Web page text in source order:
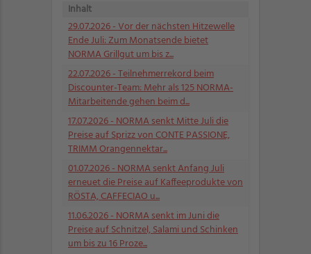
Inhalt
29.07.2026- Vor der nächsten Hitzewelle
Ende Juli: Zum Monatsende bietet
NORMA Grillgut um bis z...
22.07.2026- Teilnehmerrekord beim
Discounter-Team: Mehr als 125 NORMA-
Mitarbeitende gehen beim d...
17.07.2026- NORMA senkt Mitte Juli die
Preise auf Sprizz von CONTE PASSIONE,
TRIMM Orangennektar...
01.07.2026- NORMA senkt Anfang Juli
erneuet die Preise auf Kaffeeprodukte von
RÖSTA, CAFFECIAO u...
11.06.2026- NORMA senkt im Juni die
Preise auf Schnitzel, Salami und Schinken
um bis zu 16 Proze...